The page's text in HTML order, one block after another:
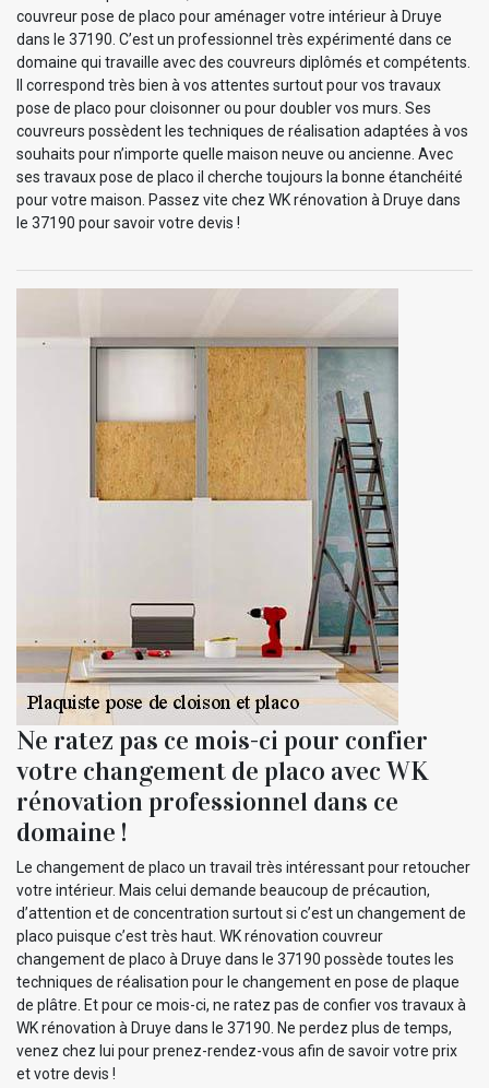
couvreur pose de placo pour aménager votre intérieur à Druye
dans le 37190. C’est un professionnel très expérimenté dans ce
domaine qui travaille avec des couvreurs diplômés et compétents.
Il correspond très bien à vos attentes surtout pour vos travaux
pose de placo pour cloisonner ou pour doubler vos murs. Ses
couvreurs possèdent les techniques de réalisation adaptées à vos
souhaits pour n’importe quelle maison neuve ou ancienne. Avec
ses travaux pose de placo il cherche toujours la bonne étanchéité
pour votre maison. Passez vite chez WK rénovation à Druye dans
le 37190 pour savoir votre devis !
Ne ratez pas ce mois-ci pour confier
votre changement de placo avec WK
rénovation professionnel dans ce
domaine !
Le changement de placo un travail très intéressant pour retoucher
votre intérieur. Mais celui demande beaucoup de précaution,
d’attention et de concentration surtout si c’est un changement de
placo puisque c’est très haut. WK rénovation couvreur
changement de placo à Druye dans le 37190 possède toutes les
techniques de réalisation pour le changement en pose de plaque
de plâtre. Et pour ce mois-ci, ne ratez pas de confier vos travaux à
WK rénovation à Druye dans le 37190. Ne perdez plus de temps,
venez chez lui pour prenez-rendez-vous afin de savoir votre prix
et votre devis !